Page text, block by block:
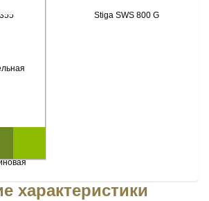
характеристики